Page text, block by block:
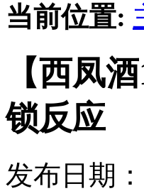
当前位置:
【西凤
锁反应
发布日期